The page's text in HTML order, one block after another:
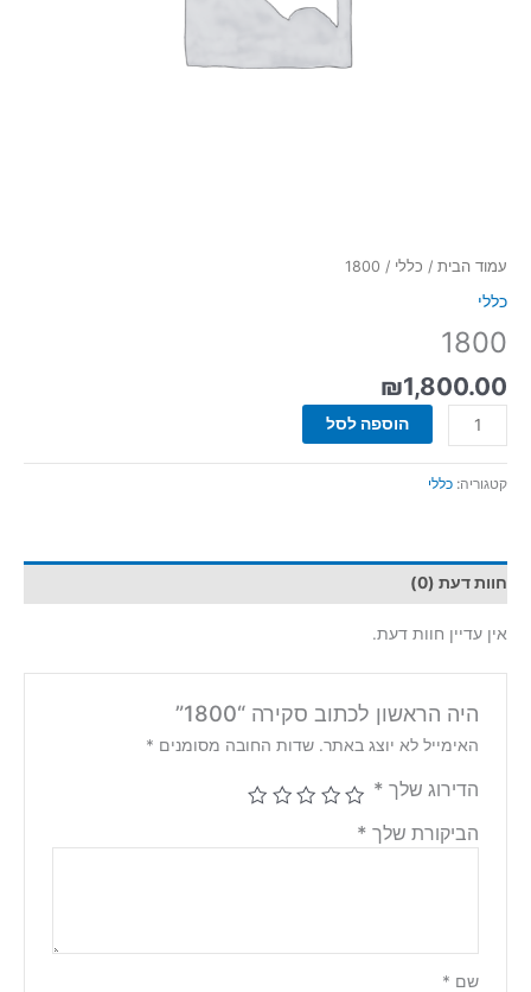
עמוד הבית / כללי / 1800
כללי
1800
₪1,800.00
הוספה לסל
קטגוריה: כללי
חוות דעת (0)
אין עדיין חוות דעת.
היה הראשון לכתוב סקירה “1800”
האימייל לא יוצג באתר. שדות החובה מסומנים *
הדירוג שלך *
הביקורת שלך *
שם *